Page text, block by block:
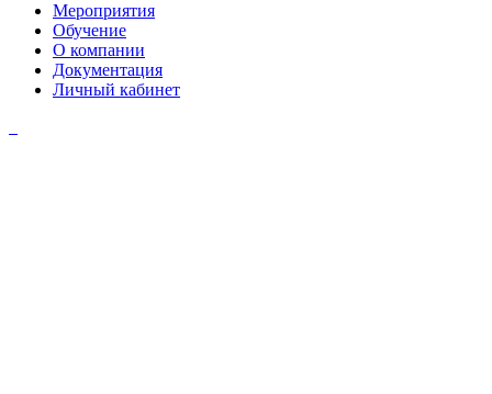
Мероприятия
Обучение
О компании
Документация
Личный кабинет